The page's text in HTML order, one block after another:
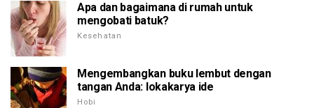
Apa dan bagaimana di rumah untuk
mengobati batuk?
Kesehatan
Mengembangkan buku lembut dengan
tangan Anda: lokakarya ide
Hobi